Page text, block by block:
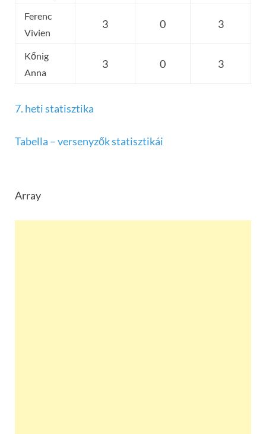
Ferenc
Vivien
3 0 3
Kőnig
Anna
3 0 3
7. heti statisztika
Tabella – versenyzők statisztikái
Array